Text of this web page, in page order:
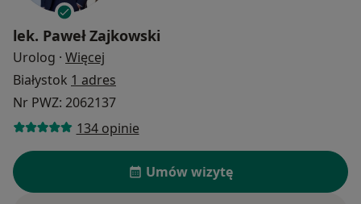
lek. Paweł Zajkowski
Urolog · Więcej
Białystok 1 adres
Nr PWZ: 2062137
134 opinie
Umów wizytę